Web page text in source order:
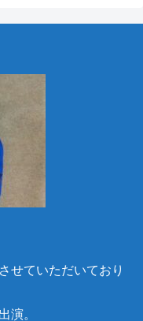
せていただいており
演。